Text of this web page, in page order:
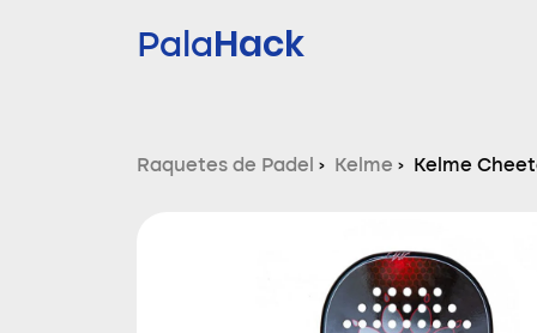
PalaHack
Raquetes de Padel › Kelme › Kelme